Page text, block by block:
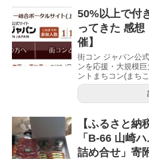
50%以上で付
ってきた 感想
催】
街コン ジャパン公
ンを応援・大規模
ントまちコン(まち
【ふるさと納
「B-66 山崎
詰め合せ」寄